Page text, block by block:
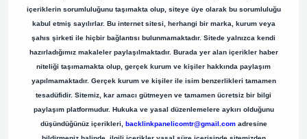
içeriklerin sorumluluğunu taşımakta olup, siteye üye olarak bu sorumluluğu
kabul etmiş sayılırlar. Bu internet sitesi, herhangi bir marka, kurum veya
şahıs şirketi ile hiçbir bağlantısı bulunmamaktadır. Sitede yalnızca kendi
hazırladığımız makaleler paylaşılmaktadır. Burada yer alan içerikler haber
niteliği taşımamakta olup, gerçek kurum ve kişiler hakkında paylaşım
yapılmamaktadır. Gerçek kurum ve kişiler ile isim benzerlikleri tamamen
tesadüfidir. Sitemiz, kar amacı gütmeyen ve tamamen ücretsiz bir bilgi
paylaşım platformudur. Hukuka ve yasal düzenlemelere aykırı olduğunu
düşündüğünüz içerikleri, backlinkpanelicomtr@gmail.comadresine